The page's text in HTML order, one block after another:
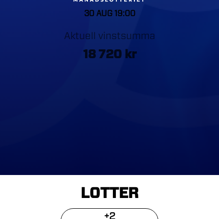
30 AUG 19:00
Aktuell vinstsumma
18 720kr
LOTTER
+2